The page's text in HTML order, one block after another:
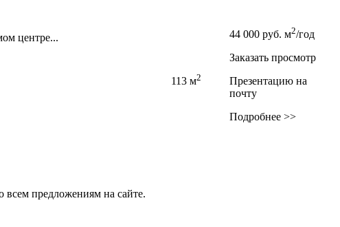
центре...
113 м2
44 000 руб. м2/год
Заказать просмотр
Презентацию на
почту
Подробнее >>
всем предложениям на сайте.